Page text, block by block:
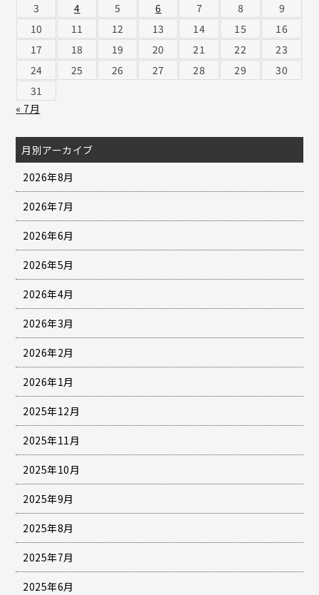
3 4 5 6 7 8
9
10
11 12 13 14 15
16
17
18 19 20 21 22
23
24
25 26 27 28 29
30
31
« 7月
月別アーカイブ
2026年8月
2026年7月
2026年6月
2026年5月
2026年4月
2026年3月
2026年2月
2026年1月
2025年12月
2025年11月
2025年10月
2025年9月
2025年8月
2025年7月
2025年6月